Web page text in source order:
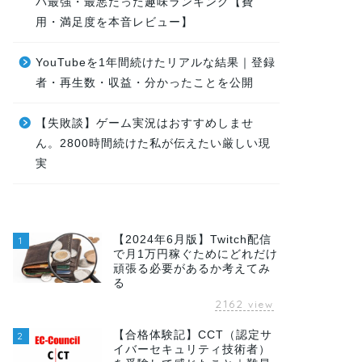
用・満足度を本音レビュー】
YouTubeを1年間続けたリアルな結果｜登録
者・再生数・収益・分かったことを公開
【失敗談】ゲーム実況はおすすめしませ
ん。2800時間続けた私が伝えたい厳しい現
実
1
【2024年6月版】Twitch配信
で月1万円稼ぐためにどれだけ
頑張る必要があるか考えてみ
る
2162 view
2
【合格体験記】CCT（認定サ
イバーセキュリティ技術者）